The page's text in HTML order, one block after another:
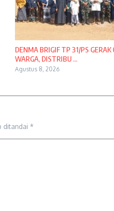
DENMA BRIGIF TP 31/PS
WARGA, DISTRIBU ...
Agustus 8, 2026
ditandai *